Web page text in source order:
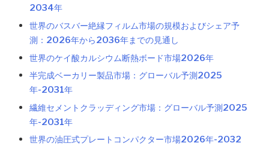
2034年
世界のバスバー絶縁フィルム市場の規模およびシェア予
測：2026年から2036年までの見通し
世界のケイ酸カルシウム断熱ボード市場2026年
半完成ベーカリー製品市場：グローバル予測2025
年-2031年
繊維セメントクラッディング市場：グローバル予測2025
年-2031年
世界の油圧式プレートコンパクター市場2026年-2032